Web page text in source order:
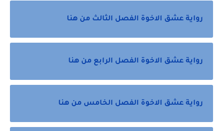
رواية عشق الاخوة الفصل الثالث من هنا
رواية عشق الاخوة الفصل الرابع من هنا
رواية عشق الاخوة الفصل الخامس من هنا